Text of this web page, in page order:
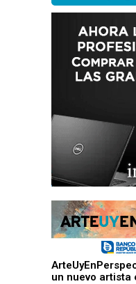
un nuevo artista